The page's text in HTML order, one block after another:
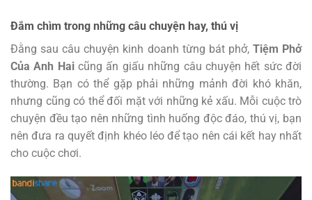
Đắm chìm trong những câu chuyện hay, thú vị
Đằng sau câu chuyện kinh doanh từng bát phở, Tiệm Phở
Của Anh Haicũng ấn giấu những câu chuyện hết sức đời
thường. Bạn có thể gặp phải những mảnh đời khó khăn,
nhưng cũng có thể đối mặt với những kẻ xấu. Mỗi cuộc trò
chuyện đều tạo nên những tình huống độc đáo, thú vị, bạn
nên đưa ra quyết định khéo léo để tạo nên cái kết hay nhất
cho cuộc chơi.